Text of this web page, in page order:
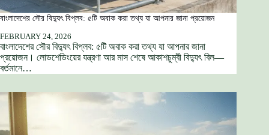
বাংলাদেশের সৌর বিদ্যুৎ বিপ্লব: ৫টি অবাক করা তথ্য যা আপনার জানা প্রয়োজন
FEBRUARY 24, 2026
বাংলাদেশের সৌর বিদ্যুৎ বিপ্লব: ৫টি অবাক করা তথ্য যা আপনার জানা
প্রয়োজন। লোডশেডিংয়ের যন্ত্রণা আর মাস শেষে আকাশচুম্বী বিদ্যুৎ বিল—
বর্তমানে…